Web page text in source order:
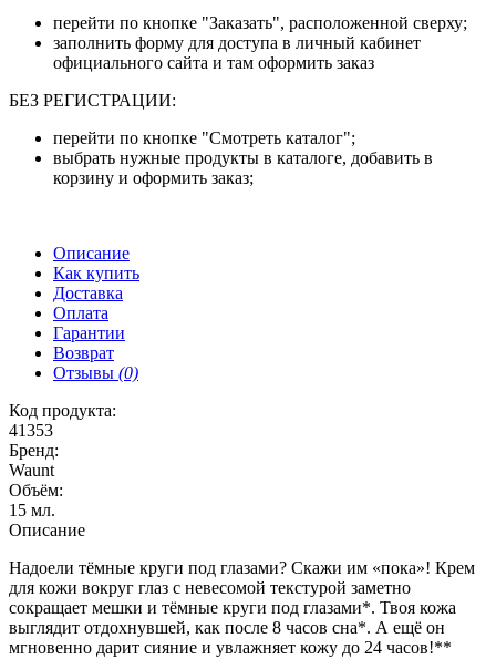
перейти по кнопке "Заказать", расположенной сверху;
заполнить форму для доступа в личный кабинет
официального сайта и там оформить заказ
БЕЗ РЕГИСТРАЦИИ:
перейти по кнопке "Смотреть каталог";
выбрать нужные продукты в каталоге, добавить в
корзину и оформить заказ;
Описание
Как купить
Доставка
Оплата
Гарантии
Возврат
Отзывы (0)
Код продукта:
41353
Бренд:
Waunt
Объём:
15 мл.
Описание
Надоели тёмные круги под глазами? Скажи им «пока»! Крем
для кожи вокруг глаз с невесомой текстурой заметно
сокращает мешки и тёмные круги под глазами*. Твоя кожа
выглядит отдохнувшей, как после 8 часов сна*. А ещё он
мгновенно дарит сияние и увлажняет кожу до 24 часов!**